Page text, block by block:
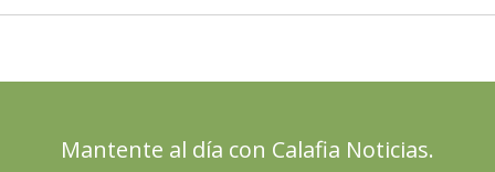
2025 con
termómetro
Mantente al día con Calafia Noticias.